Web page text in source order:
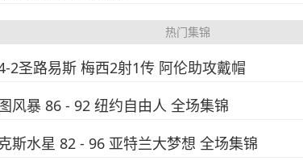
热门集锦
2圣路易斯 梅西2射1传 阿伦助攻戴帽
风暴 86 - 92 纽约自由人 全场集锦
斯水星 82 - 96 亚特兰大梦想 全场集锦